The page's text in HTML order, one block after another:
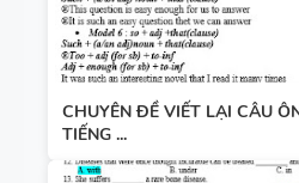
CHUYÊN ĐỀ VIẾT LẠI CÂU
TIẾNG ...